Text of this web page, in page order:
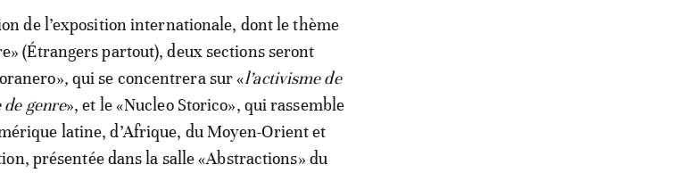
de l’exposition internationale, dont le thème
(Étrangers partout), deux sections seront
, qui se concentrera sur «l’activisme de
de genre», et le «Nucleo Storico», qui rassemble
latine, d’Afrique, du Moyen-Orient et
présentée dans la salle «Abstractions» du